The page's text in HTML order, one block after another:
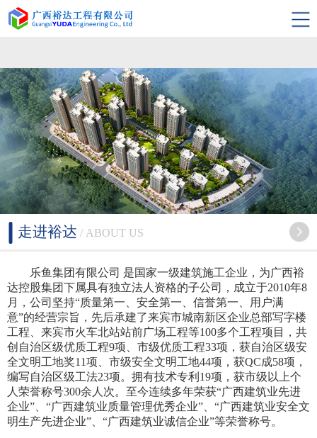
乐鱼集团有限公司
走进裕达 / ABOUT US
乐鱼集团有限公司 是国家一级建筑施工企业，为广西裕
达控股集团下属具有独立法人资格的子公司，成立于2010年8
月，公司坚持“质量第一、安全第一、信誉第一、用户满
意”的经营宗旨，先后承建了来宾市城南新区企业总部写字楼
工程、来宾市火车北站站前广场工程等100多个工程项目，共
创自治区级优质工程9项、市级优质工程33项，获自治区级安
全文明工地奖11项、市级安全文明工地44项，获QC成58项，
编写自治区级工法23项。拥有技术专利19项，获市级以上个
人荣誉称号300余人次。至今连续多年荣获“广西建筑业先进
企业”、“广西建筑业质量管理优秀企业”、“广西建筑业安全文
明生产先进企业”、“广西建筑业诚信企业”等荣誉称号。